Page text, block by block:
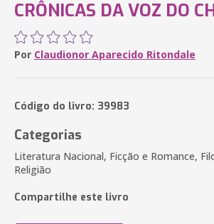
CRÔNICAS DA VOZ DO
Por Claudionor Aparecido Ritondale
Código do livro: 39983
Categorias
Literatura Nacional, Ficção e Romance,
Religião
Compartilhe este livro